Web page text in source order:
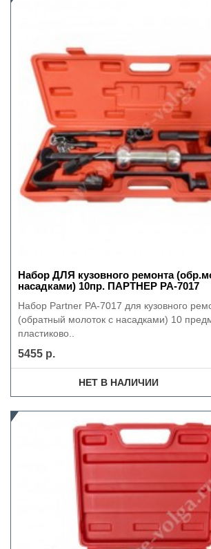
Набор ДЛЯ кузовного ремонта
насадками) 10пр. ПАРТНЕР PA-7017
Набор Partner PA-7017 для кузовного
(обратный молоток с насадками) 10
пластиково..
5455 р.
НЕТ В НАЛИЧИИ